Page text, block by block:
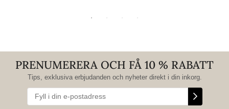
PRENUMERERA OCH FÅ 10 % RABATT
Tips, exklusiva erbjudanden och nyheter direkt i din inkorg.